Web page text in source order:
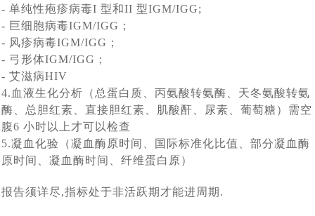
水平 [2024-04-08]
管婴儿一对常女士夫妇成功怀孕了 [2024-04-01]
刚刚检查显示胎儿已经三个月了，这对“夫妻”赴俄罗斯试
管助孕，男士在找卵妹借卵，女士找精卵银行借精
03-25]
又有一波夫妻要赴俄罗斯做试管婴儿了，他们已经抵达了
莫斯科在做促排卵
20多岁的小夫妻，国内试管婴儿移植5未着床，如果是你
该如何应对 [2024-03-13]
陕西姑娘与南京小伙赴俄罗斯自卵代孕上周已经完成取
卵，取12枚卵子，9枚成熟 ，期待后续胚胎培育结果
[2024-03-06]
今天收到白俄罗斯方面妊娠成功消息，又有一对90后南京
夫妇在俄罗斯做试管婴儿再到白俄罗斯找代妈做代孕，终究
怀上了 [2024-02-19]
北京青年与西安姑娘跨越三国、行程万里试管求子，没有
什么能挡住我们为人父母的梦想_白俄罗斯代孕 [2024-01-
29]
单身人群赴白俄罗斯代孕求子现状：买张机票就出发签证
都不用办_国外出生的孩子回出国上户口这样办
14]
外国人赴白俄罗斯代孕现状：法律是支持的，民众也是有
误解的 [2024-01-05]
莫斯科试管婴儿医院排名_在莫斯科的俄罗斯试管婴儿医
- 单纯性疱疹病毒I 型和II 型IGM/IGG;
- 巨细胞病毒IGM/IGG；
- 风疹病毒IGM/IGG；
- 弓形体IGM/IGG；
- 艾滋病HIV
4.血液生化分析（总蛋白质、丙氨酸转氨酶、天冬氨酸转氨
酶、总胆红素、直接胆红素、肌酸酐、尿素、葡萄糖）需空
腹6 小时以上才可以检查
5.凝血化验（凝血酶原时间、国际标准化比值、部分凝血酶
原时间、凝血酶时间、纤维蛋白原）
报告须详尽,指标处于非活跃期才能进周期.